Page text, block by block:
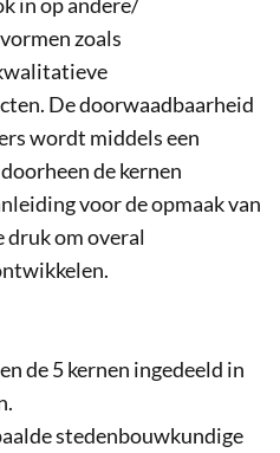
zoals
De doorwaadbaarheid
wordt middels een
de kernen
voor de opmaak van
druk om overal
de 5 kernen ingedeeld in
stedenbouwkundige